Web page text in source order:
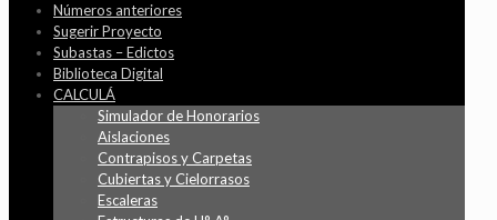
Números anteriores
Sugerir Proyecto
Subastas – Edictos
Biblioteca Digital
CALCULÁ
Simulador de Honorarios
Aislaciones
Contrapisos y Carpetas
Cubiertas y Cielorrasos
Escaleras